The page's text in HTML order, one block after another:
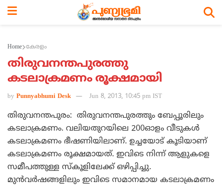
Home കേരളം
തിരുവനന്തപുരത്തു
കടലാക്രമണം രൂക്ഷമായി
by Punnyabhumi Desk Jun 8, 2013, 10:45 pm IST
തിരുവനന്തപുരം: തിരുവനന്തപുരത്തും ബേപ്പൂരിലും
കടലാക്രമണം. വലിയതുറയിലെ 200ഓളം വീടുകള്‍
കടലാക്രമണം ഭീഷണിയിലാണ്. ഉച്ചയോട് കൂടിയാണ്
കടലാക്രമണം രൂക്ഷമായത്. ഇവിടെ നിന്ന് ആളുകളെ
സമീപത്തുള്ള സ്‌കൂളിലേക്ക് ഒഴിപ്പിച്ചു.
മുന്‍വര്‍ഷങ്ങളിലും ഇവിടെ സമാനമായ കടലാക്രമണം